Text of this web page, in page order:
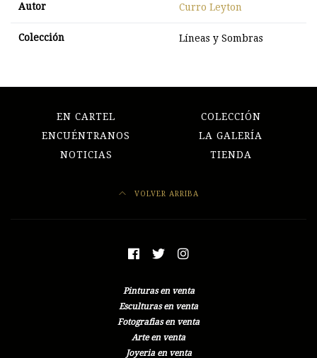
Autor Curro Leyton
Colección Líneas y Sombras
EN CARTEL
COLECCIÓN
ENCUÉNTRANOS
LA GALERÍA
NOTICIAS
TIENDA
VOLVER ARRIBA
Pinturas en venta
Esculturas en venta
Fotografias en venta
Arte en venta
Joyeria en venta